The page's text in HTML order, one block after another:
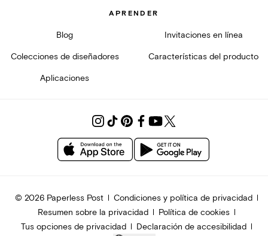
APRENDER
Blog Invitaciones en línea
Colecciones de diseñadores Características del producto
Aplicaciones
© 2026 Paperless Post
Condiciones y política de privacidad
Resumen sobre la privacidad
Política de cookies
Tus opciones de privacidad
Declaración de accesibilidad